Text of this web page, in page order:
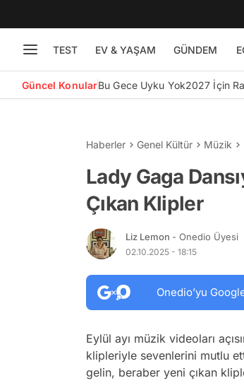
TEST EV & YAŞAM GÜNDEM
Güncel KonularBu Gece Uyku Yok2027 İçin
Haberler Genel Kültür Müzik
Lady Gaga
Çıkan Klipler
Liz Lemon - Onedio Üyesi
02.10.2025 - 18:15
Onedio’yu
Eylül ayı müzik videoları
klipleriyle sevenlerini mutlu
gelin, beraber yeni çıkan